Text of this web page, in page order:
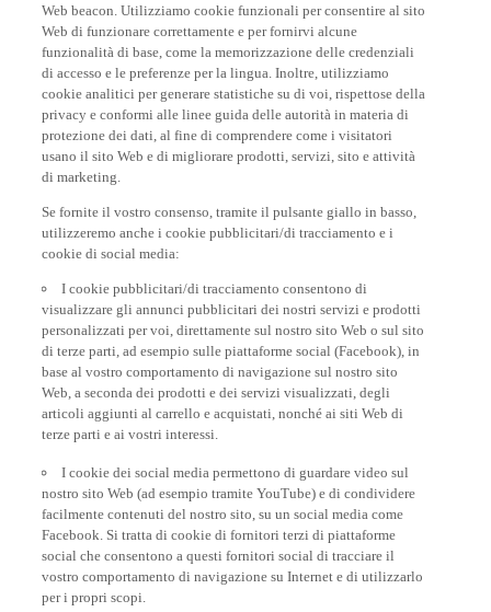
Web beacon. Utilizziamo cookie funzionali per consentire al sito
Web di funzionare correttamente e per fornirvi alcune
funzionalità di base, come la memorizzazione delle credenziali
di accesso e le preferenze per la lingua. Inoltre, utilizziamo
cookie analitici per generare statistiche su di voi, rispettose della
privacy e conformi alle linee guida delle autorità in materia di
protezione dei dati, al fine di comprendere come i visitatori
usano il sito Web e di migliorare prodotti, servizi, sito e attività
di marketing.
Se fornite il vostro consenso, tramite il pulsante giallo in basso,
utilizzeremo anche i cookie pubblicitari/di tracciamento e i
cookie di social media:
I cookie pubblicitari/di tracciamento consentono di
visualizzare gli annunci pubblicitari dei nostri servizi e prodotti
personalizzati per voi, direttamente sul nostro sito Web o sul sito
di terze parti, ad esempio sulle piattaforme social (Facebook), in
base al vostro comportamento di navigazione sul nostro sito
Web, a seconda dei prodotti e dei servizi visualizzati, degli
articoli aggiunti al carrello e acquistati, nonché ai siti Web di
terze parti e ai vostri interessi.
I cookie dei social media permettono di guardare video sul
nostro sito Web (ad esempio tramite YouTube) e di condividere
facilmente contenuti del nostro sito, su un social media come
Facebook. Si tratta di cookie di fornitori terzi di piattaforme
social che consentono a questi fornitori social di tracciare il
vostro comportamento di navigazione su Internet e di utilizzarlo
per i propri scopi.